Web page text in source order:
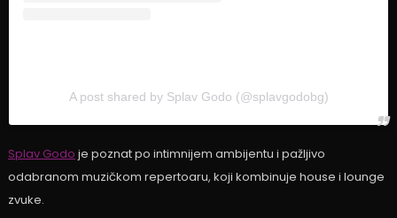
A post shared by Splav Godo (@splavgodobg)
Splav Godo je poznat po intimnijem ambijentu i pažljivo
odabranom muzičkom repertoaru, koji kombinuje house i lounge
zvuke.